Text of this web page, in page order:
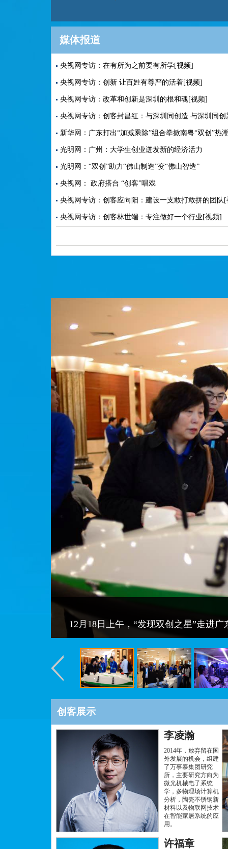
媒体报道
央视网专访：在有所为之前要有所学[视频]
央视网专访：创新 让百姓有尊严的活着[视频]
央视网专访：改革和创新是深圳的根和魂[视频]
央视网专访：创客封昌红：与深圳同创造 与深圳同
新华网：广东打出“加减乘除”组合拳掀南粤“双创”热
光明网：广州：大学生创业迸发新的经济活力
光明网：“双创”助力“佛山制造”变“佛山智造”
央视网： 政府搭台 “创客”唱戏
央视网专访：创客应向阳：建设一支敢打敢拼的团队
央视网专访：创客林世端：专注做好一个行业[视频]
12月18日上午，“发现双创之星”走进
创客展示
李凌瀚
2014年，放弃留在国
外发展的机会，组建
了万事泰集团研究
所，主要研究方向为
微光机械电子系统
学，多物理场计算机
分析，陶瓷不锈钢新
材料以及物联网技术
在智能家居系统的应
用。
许福章